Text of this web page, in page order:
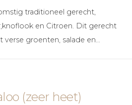
traditioneel gerecht,
en Citroen. Dit gerecht
groenten, salade en…
(zeer heet)